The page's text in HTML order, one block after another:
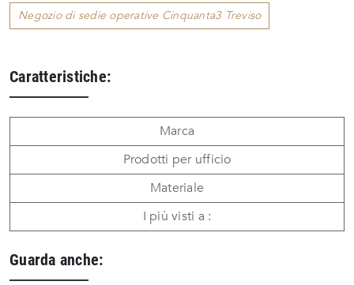
Negozio di sedie operative Cinquanta3 Treviso
Caratteristiche:
Marca
Prodotti per ufficio
Materiale
I più visti a :
Guarda anche: